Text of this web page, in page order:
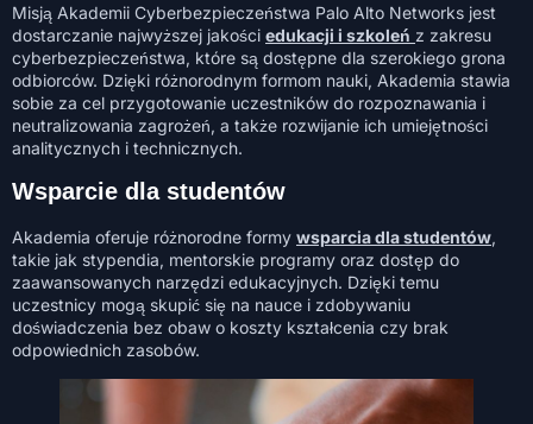
Misją Akademii Cyberbezpieczeństwa Palo Alto Networks jest
dostarczanie najwyższej jakości edukacji i szkoleń z zakresu
cyberbezpieczeństwa, które są dostępne dla szerokiego grona
odbiorców. Dzięki różnorodnym formom nauki, Akademia stawia
sobie za cel przygotowanie uczestników do rozpoznawania i
neutralizowania zagrożeń, a także rozwijanie ich umiejętności
analitycznych i technicznych.
Wsparcie dla studentów
Akademia oferuje różnorodne formy wsparcia dla studentów,
takie jak stypendia, mentorskie programy oraz dostęp do
zaawansowanych narzędzi edukacyjnych. Dzięki temu
uczestnicy mogą skupić się na nauce i zdobywaniu
doświadczenia bez obaw o koszty kształcenia czy brak
odpowiednich zasobów.